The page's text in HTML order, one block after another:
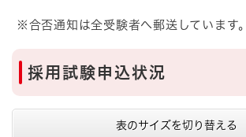
※合否通知は全受験者へ郵送しています。
採用試験申込状況
表のサイズを切り替える